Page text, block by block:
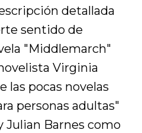
detallada
sentido de
"Middlemarch"
Virginia
las pocas novelas
personas adultas"
Julian Barnes como